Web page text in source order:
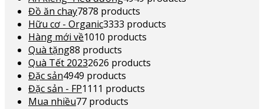
Đồ ăn chay7878 products
Hữu cơ - Organic3333 products
Hàng mới về1010 products
Quà tặng88 products
Quà Tết 20232626 products
Đặc sản4949 products
Đặc sản - FP11 11 products
Mua nhiều77 products